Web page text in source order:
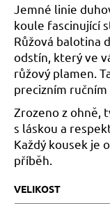
Jemné linie
koule fascinující
Růžová balotina
odstín, který ve
růžový plamen.
precizním ručním
Zrozeno z ohně,
s láskou a
Každý kousek je
příběh.
VELIKOST
D
o
p
o
r
u
č
u
j
e
e